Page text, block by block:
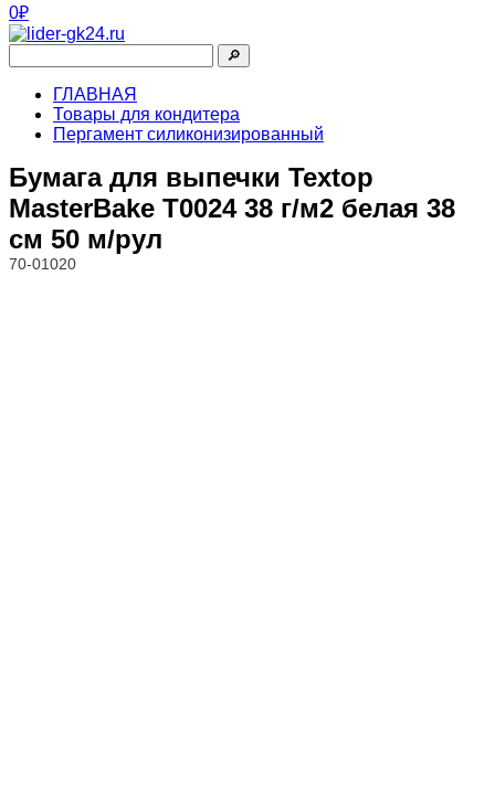
0₽
🔎︎
ГЛАВНАЯ
Товары для кондитера
Пергамент силиконизированный
Бумага для выпечки Textop
MasterBake Т0024 38 г/м2 белая 38
см 50 м/рул
70-01020